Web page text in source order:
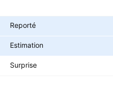
Reporté
Estimation
Surprise